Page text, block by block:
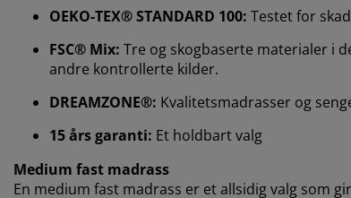
OEKO-TEX® STANDARD 100: Testet for
FSC® Mix: Tre og skogbaserte materialer i
andre kontrollerte kilder.
DREAMZONE®: Kvalitetsmadrasser og
15 års garanti: Et holdbart valg
Medium fast madrass
En medium fast madrass er et allsidig valg som